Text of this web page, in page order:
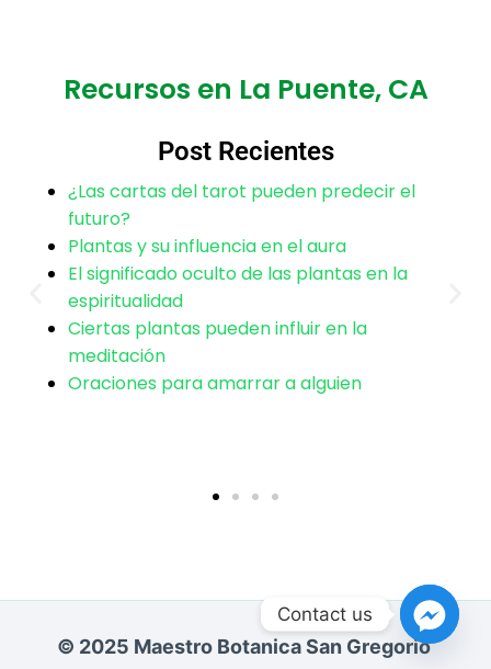
Puente?
No prometemos soluciones mágicas ni
garantías absolutas. Nuestro trabajo se basa
en guía, tradición y esfuerzo conjunto, no en
controlar la voluntad ajena.
Recursos en La Puente, CA
Post Recientes
¿Las cartas del tarot pueden predecir el
futuro?
Plantas y su influencia en el aura
El significado oculto de las plantas en la
espiritualidad
Ciertas plantas pueden influir en la
meditación
Oraciones para amarrar a alguien
© 2025 Maestro Botanica San Gregorio
Contact us